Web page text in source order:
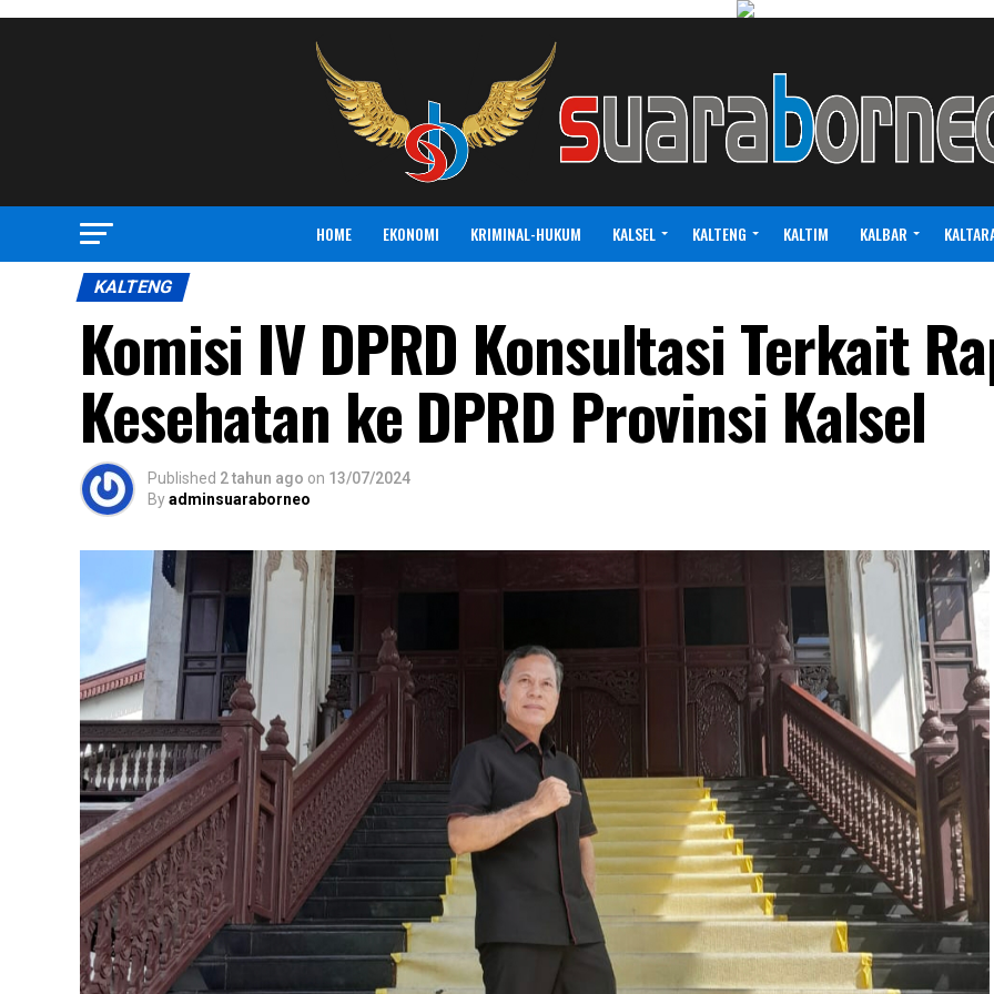
HOME EKONOMI KRIMINAL-HUKUM KALSEL KALTENG KALTIM KALBAR
KALTENG
Komisi IV DPRD Konsultasi Terkait
Kesehatan ke DPRD Provinsi Kalsel
Published 2 tahun ago on 13/07/2024
Byadminsuaraborneo